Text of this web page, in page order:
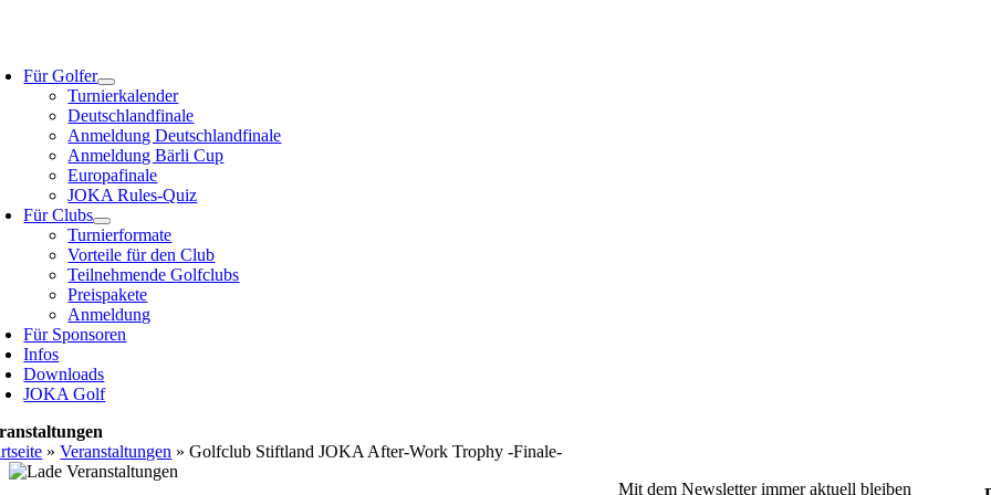
Für Golfer
Turnierkalender
Deutschlandfinale
Anmeldung Deutschlandfinale
Anmeldung Bärli Cup
Europafinale
JOKA Rules-Quiz
Für Clubs
Turnierformate
Vorteile für den Club
Teilnehmende Golfclubs
Preispakete
Anmeldung
Für Sponsoren
Infos
Downloads
JOKA Golf
»Veranstaltungen »Golfclub Stiftland JOKA After-Work Trophy -Finale-
Mit dem Newsletter immer aktuell bleiben